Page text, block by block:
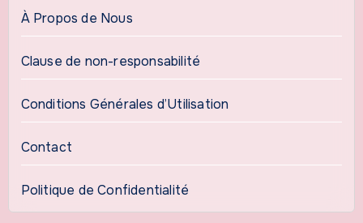
À Propos de Nous
Clause de non-responsabilité
Conditions Générales d’Utilisation
Contact
Politique de Confidentialité